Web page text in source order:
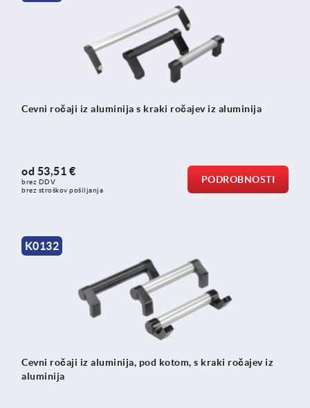
Cevni ročaji iz aluminija s kraki ročajev iz aluminija
od 53,51 €
brez DDV
brez stroškov pošiljanja
PODROBNOSTI
K0132
Cevni ročaji iz aluminija, pod kotom, s kraki ročajev iz
aluminija